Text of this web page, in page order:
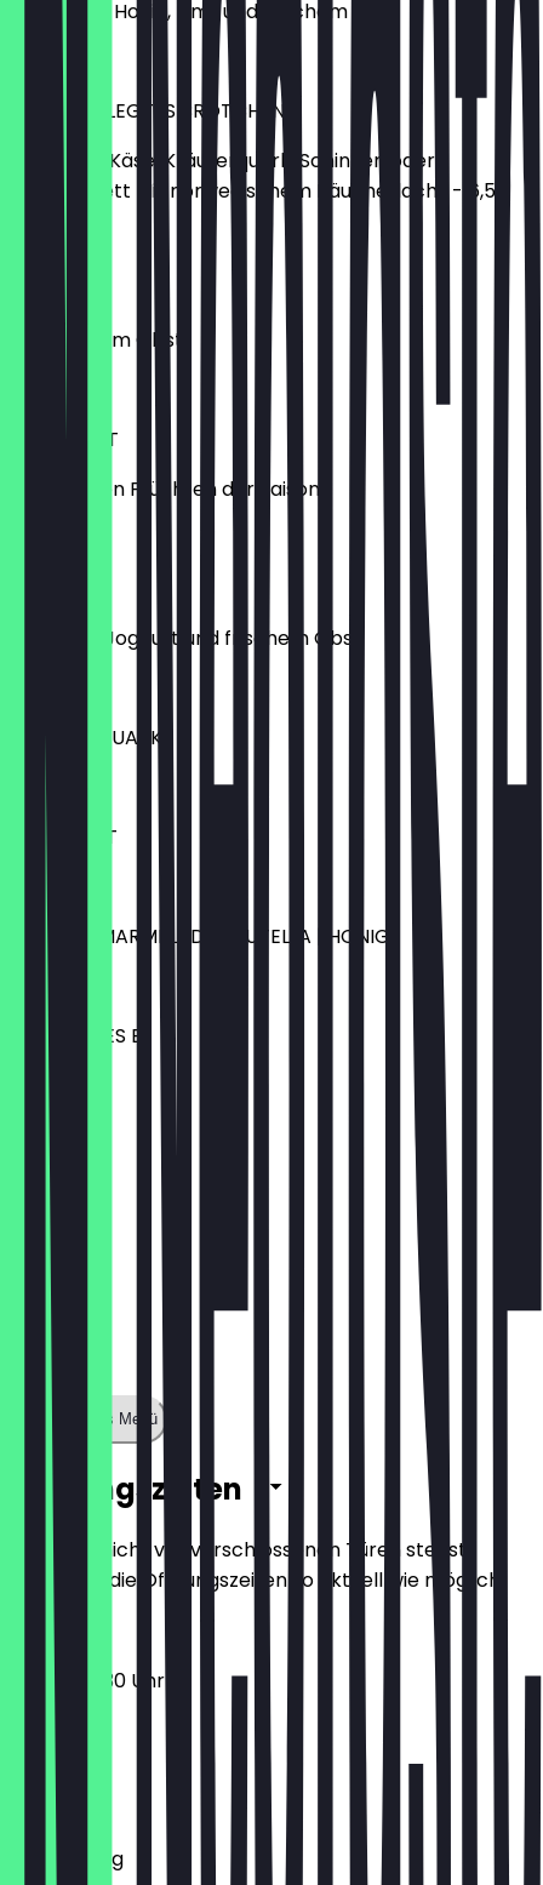
aus Quark, Honig, Zimt und frischem Obst
€ 9,90
HALBES BELEGTES BRÖTCHEN
Mit Wurst, Käse, Kräuterquark, Schinken oder
Zwiebelmett Mit norwegischem Räucherlachs - 6,56
€ 4,34
JOGHURT
mit frischem Obst
€ 9,90
OBSTSALAT
aus frischen Früchten der Saison
mit Milch, Joghurt und frischem Obst
KRÄUTERQUARK
CROISSANT
€ 3,11
BUTTER | MARMELADE | NUTELLA | HONIG
€ 1,67
GEKOCHTES EI
€ 2,78
Zeige ganzes Menü
Öffnungszeiten
Damit du nicht vor verschlossenen Türen stehst,
halten wir die Öffnungszeiten so aktuell wie möglich.
07:30 - 18:30 Uhr
Montag
Mittwoch
Donnerstag